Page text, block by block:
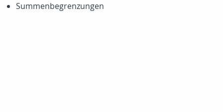
Summenbegrenzungen